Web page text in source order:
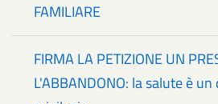
FAMILIARE
FIRMA LA PETIZIONE UN
L'ABBANDONO: la salute è